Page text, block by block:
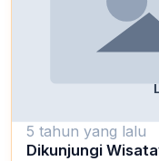
5 tahun yang lalu
Dikunjungi